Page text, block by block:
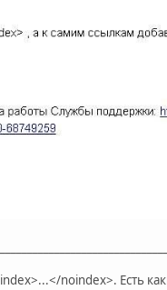
noindex>. Есть